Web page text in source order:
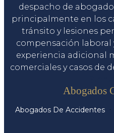
despacho de
principalmente en los
tránsito y lesiones
compensación laboral
experiencia adicional
comerciales y casos de
Abogados
Abogados De Accidentes